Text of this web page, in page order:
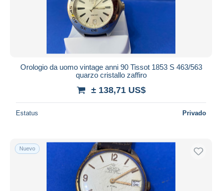
Orologio da uomo vintage anni 90 Tissot 1853 S 463/563
quarzo cristallo zaffiro
± 138,71 US$
Estatus Privado
Nuevo